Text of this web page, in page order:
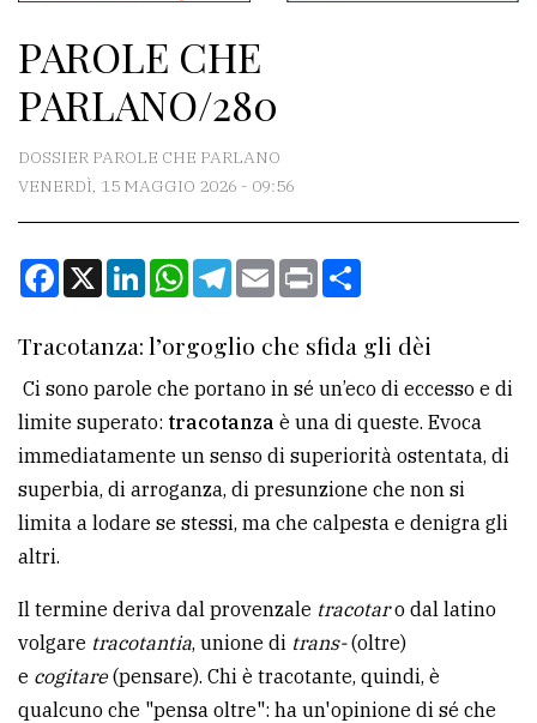
Meteo
CONTATTI
Scrivici
la
tua
pubblicità
CERCA
Cerca
per
comune
Ricerca
avanzata
PAROLE CHE
PARLANO/280
DOSSIER PAROLE CHE PARLANO
VENERDÌ, 15 MAGGIO 2026 - 09:56
Facebook
X LinkedInWhatsApp
Telegram
EmailPrint
Tracotanza: l’orgoglio che sfida gli dèi
Ci sono parole che portano in sé un’eco di eccesso e di
limite superato: tracotanza è una di queste. Evoca
immediatamente un senso di superiorità ostentata, di
superbia, di arroganza, di presunzione che non si
limita a lodare se stessi, ma che calpesta e denigra gli
altri.
Il termine deriva dal provenzale tracotaro dal latino
volgare tracotantia, unione di trans-(oltre)
e cogitare(pensare). Chi è tracotante, quindi, è
qualcuno che "pensa oltre": ha un'opinione di sé che